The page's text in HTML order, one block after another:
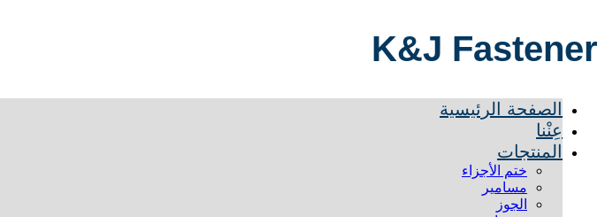
K&J Fastener
الصفحة الرئيسية
عِنْنا
المنتجات
ختم الأجزاء
مسامير
الجوز